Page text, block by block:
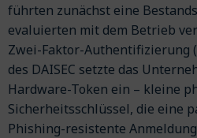
führten zunächst eine
evaluierten mit dem Betrieb
Zwei-Faktor-Authentifizierung
des DAISEC setzte das
Hardware-Token ein – kleine
Sicherheitsschlüssel, die eine
Phishing-resistente